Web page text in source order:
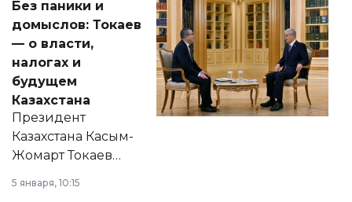
Без паники и
домыслов: Токаев
— о власти,
налогах и
будущем
Казахстана
Президент
Казахстана Касым-
Жомарт Токаев
сразу несколько
5 января, 10:15